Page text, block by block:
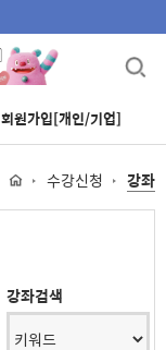
회원가입[개인/기업]
수강신청 강좌
강좌검색